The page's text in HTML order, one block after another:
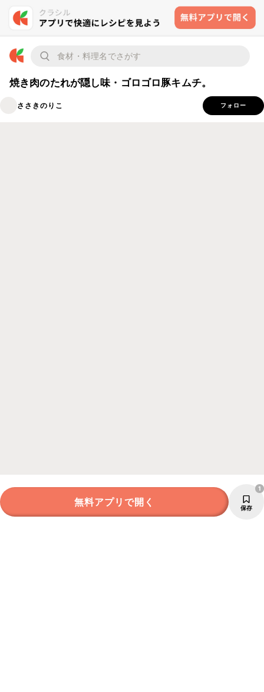
焼き肉のたれが隠し味・ゴロゴロ豚キムチ。
ささきのりこ フォロー
無料アプリで開く 保存
1